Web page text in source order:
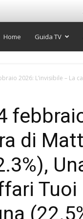
Super
Home Guida TV
2026: L’invisibile – La
di